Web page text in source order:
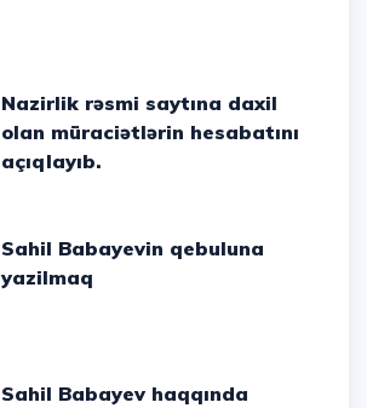
Nazirlik rəsmi saytına daxil
olan müraciətlərin hesabatını
açıqlayıb.
Sahil Babayevin qebuluna
yazilmaq
Sahil Babayev haqqında